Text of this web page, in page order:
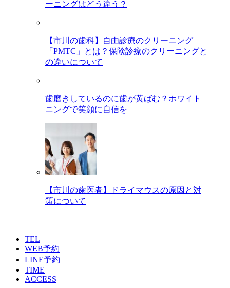
ーニングはどう違う？
【市川の歯科】自由診療のクリーニング
「PMTC」とは？保険診療のクリーニングと
の違いについて
歯磨きしているのに歯が黄ばむ？ホワイト
ニングで笑顔に自信を
【市川の歯医者】ドライマウスの原因と対
策について
TEL
WEB予約
LINE予約
TIME
ACCESS